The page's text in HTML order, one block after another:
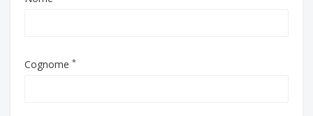
Cognome *